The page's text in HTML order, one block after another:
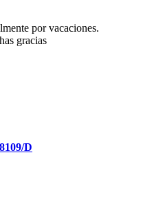
por vacaciones.
gracias
D